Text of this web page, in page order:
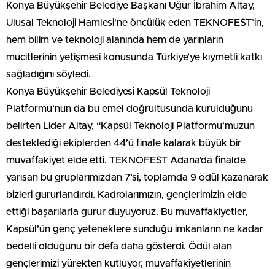
Konya Büyükşehir Belediye Başkanı Uğur İbrahim Altay,
Ulusal Teknoloji Hamlesi’ne öncülük eden TEKNOFEST’in,
hem bilim ve teknoloji alanında hem de yarınların
mucitlerinin yetişmesi konusunda Türkiye’ye kıymetli katkı
sağladığını söyledi.
Konya Büyükşehir Belediyesi Kapsül Teknoloji
Platformu’nun da bu emel doğrultusunda kurulduğunu
belirten Lider Altay, “Kapsül Teknoloji Platformu’muzun
desteklediği ekiplerden 44’ü finale kalarak büyük bir
muvaffakiyet elde etti. TEKNOFEST Adana’da finalde
yarışan bu gruplarımızdan 7’si, toplamda 9 ödül kazanarak
bizleri gururlandırdı. Kadrolarımızın, gençlerimizin elde
ettiği başarılarla gurur duyuyoruz. Bu muvaffakiyetler,
Kapsül’ün genç yeteneklere sunduğu imkanların ne kadar
bedelli olduğunu bir defa daha gösterdi. Ödül alan
gençlerimizi yürekten kutluyor, muvaffakiyetlerinin